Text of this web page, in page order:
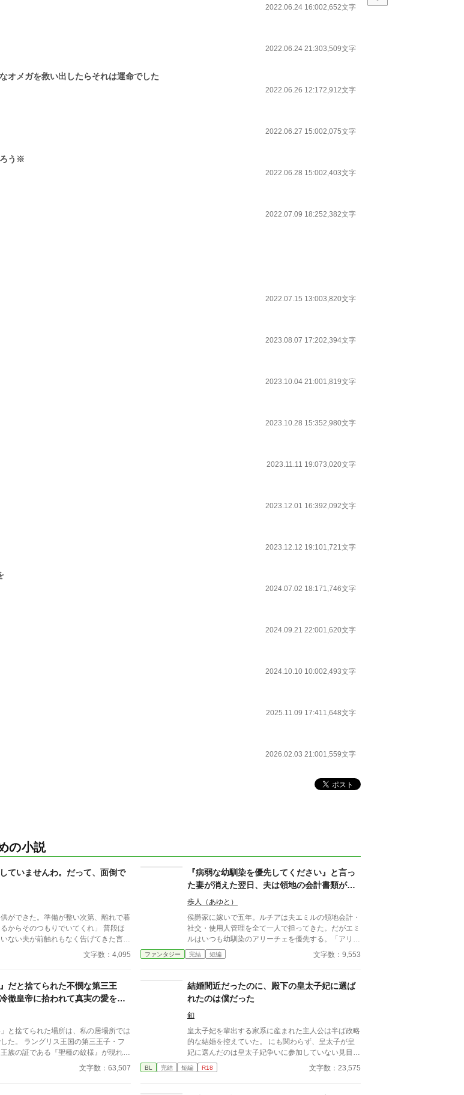
2022.06.24 16:002,652文字
2022.06.24 21:303,509文字
オメガを救い出したらそれは運命でした
2022.06.26 12:172,912文字
2022.06.27 15:002,075文字
ろう※
2022.06.28 15:002,403文字
2022.07.09 18:252,382文字
2022.07.15 13:003,820文字
2023.08.07 17:202,394文字
2023.10.04 21:001,819文字
2023.10.28 15:352,980文字
2023.11.11 19:073,020文字
2023.12.01 16:392,092文字
2023.12.12 19:101,721文字
2024.07.02 18:171,746文字
2024.09.21 22:001,620文字
2024.10.10 10:002,493文字
2025.11.09 17:411,648文字
2026.02.03 21:001,559文字
の小説
ていませんわ。だって、面倒で
供ができた。準備が整い次第、離れで暮
らそのつもりでいてくれ」 普段ほ
ない夫が前触れもなく告げてきた言葉
レティシアは“三年間”の契約を終わら
ことはし
誠実な夫も、無意味な結
すべて切り捨ててしまいましょう。
文字数：4,095
『病弱な幼馴染を優先してください』と言っ
た妻が消えた翌日、夫は領地の会計書類が全
て白紙になっていることに気づいた
歩人（あゆと）
侯爵家に嫁いで五年。ルチアは夫エミルの領地会計・
社交・使用人管理を全て一人で担ってきた。だがエミ
ルはいつも幼馴染のアリーチェを優先する。「アリー
チェは体が弱いんだ、お前とは違う」——その言葉を
百回聞いた日、ルチアは微笑んで離縁届に署名した。
に」。翌朝、エミルが目にしたのは——税務報告の締
切、領民からの陳情の山、そして紅茶の淹れ方すら知
らない自分。三ヶ月後、かつて「地味な妻」と呼ばれ
たルチアは、辺境伯の財務顧問として辣腕を振るって
いた。
ファンタジー 完結 短編 文字数：9,553
』だと捨てられた不憫な第三王
徹皇帝に拾われて真実の愛を教
」と捨てられた場所は、私の居場所では
た。 ラングリス王国の第三王子・フ
族の証である『聖種の紋様』が現れな
偽物の番」と罵られ、雪降る国境へと
を覚悟した彼の前に現れたのは、隣
文字数：63,507
結婚間近だったのに、殿下の皇太子妃に選ば
れたのは僕だった
釦
皇太子妃を輩出する家系に産まれた主人公は半ば政略
的な結婚を控えていた。 にも関わらず、皇太子が皇
妃に選んだのは皇太子妃争いに参加していない見目の
よくない五男の主人公だった、というお話。
BL 完結 短編 R18 文字数：23,575